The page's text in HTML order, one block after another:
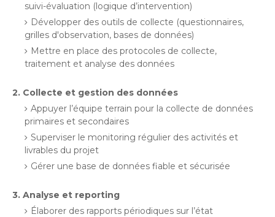
suivi-évaluation (logique d’intervention)
Développer des outils de collecte (questionnaires,
grilles d'observation, bases de données)
Mettre en place des protocoles de collecte,
traitement et analyse des données
2. Collecte et gestion des données
Appuyer l’équipe terrain pour la collecte de données
primaires et secondaires
Superviser le monitoring régulier des activités et
livrables du projet
Gérer une base de données fiable et sécurisée
3. Analyse et reporting
Élaborer des rapports périodiques sur l’état